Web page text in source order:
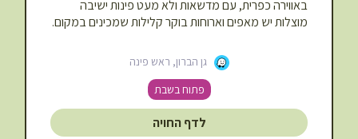
באווירה כפרית, עם מדשאות ולא מעט פינות ישיבה
מוצלות יש מאפים וארוחות בוקר קלילות שמכינים במקום.
גן הברון, ראש פינה
פתוח בשבת
לדף החויה